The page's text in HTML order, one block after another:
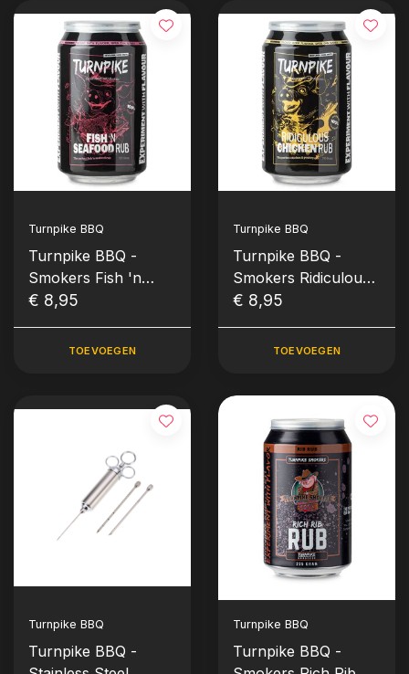
Turnpike BBQ
Turnpike BBQ -
Smokers Fish 'n
Seafood Rub (235
€ 8,95
TOEVOEGEN
Turnpike BBQ
Turnpike BBQ -
Smokers Ridiculous
Chicken Rub (235
€ 8,95
TOEVOEGEN
Turnpike BBQ
Turnpike BBQ -
Turnpike BBQ
Turnpike BBQ -